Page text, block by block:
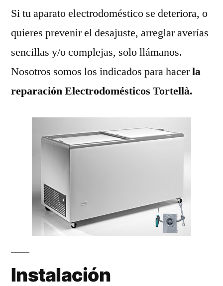
Si tu aparato electrodoméstico se deteriora, o
quieres prevenir el desajuste, arreglar averías
sencillas y/o complejas, solo llámanos.
Nosotros somos los indicados para hacerla
reparación Electrodomésticos Tortellà.
Instalación